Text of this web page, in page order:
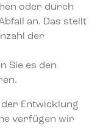
oder durch
an. Das stellt
der
Sie es den
Entwicklung
verfügen wir